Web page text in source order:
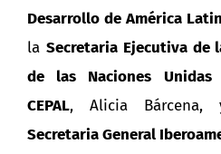
Desarrollo de América
la Secretaria Ejecutiva de
de las Naciones
CEPAL, Alicia Bárcena,
Secretaria General